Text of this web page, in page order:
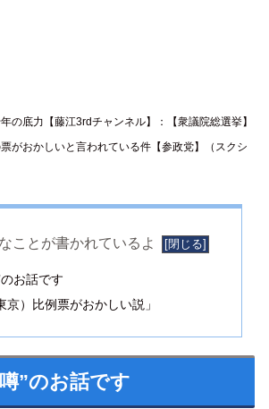
の底力【藤江3rdチャンネル】：【衆議院総選挙】
がおかしいと言われている件【参政党】（スクシ
ことが書かれているよ
お話です
京）比例票がおかしい説」
”のお話です